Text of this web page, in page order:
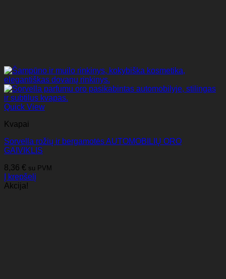
Quick View
Kvapai
Sorvella rožių ir bergamotės AUTOMOBILIŲ ORO
GAIVIKLIS
8,36 € su PVM
Į krepšelį
Akcija!